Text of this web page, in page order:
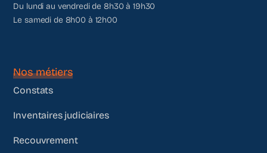
Du lundi au vendredi de 8h30 à 19h30
Le samedi de 8h00 à 12h00
Nos métiers
Constats
Inventaires judiciaires
Recouvrement